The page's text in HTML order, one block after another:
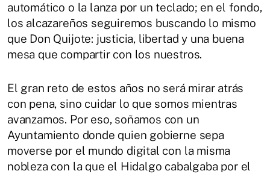
automático o la lanza por un teclado; en el fondo,
los alcazareños seguiremos buscando lo mismo
que Don Quijote: justicia, libertad y una buena
mesa que compartir con los nuestros.
El gran reto de estos años no será mirar atrás
con pena, sino cuidar lo que somos mientras
avanzamos. Por eso, soñamos con un
Ayuntamiento donde quien gobierne sepa
moverse por el mundo digital con la misma
nobleza con la que el Hidalgo cabalgaba por el